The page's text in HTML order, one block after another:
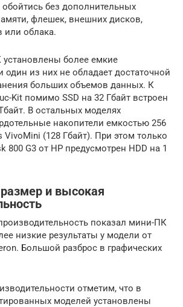
без дополнительных
флешек, внешних дисков,
или облака.
более емкие
один из них не обладает достаточной
больших объемов данных. К
Kit помимо SSD на 32 Гбайт встроен
В остальных моделях
накопители емкостью 256
VivoMini (128 Гбайт). При этом только
800 G3 от HP предусмотрен HDD на 1
и высокая
показал мини-ПК
низкие результаты у модели от
Большой разброс в графических
отметим, что в
моделей установлены